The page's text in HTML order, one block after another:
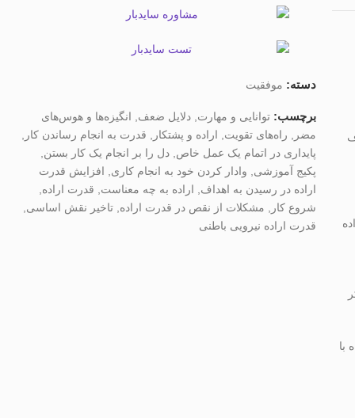
با
دسته: موفقیت
برچسب: توانایی و مهارت دلایل ضعف
انگیزه‌ها و هوس‌های
مضر
راه‌های تقویت اراده و پشتکار قدرت به انجام رساندن کار
پایداری در اتمام یک عمل خاص دل را بر انجام یک کار بستن
پکیج آموزشی
وادار کردن خود به انجام کاری
افزایش قدرت
اراده در رسیدن به اهداف
اراده به چه معناست قدرت اراده
شروع کار
مشکلات از نقص در قدرت اراده تاخیر نقش اساسی
قدرت اراده نیرویی باطنی